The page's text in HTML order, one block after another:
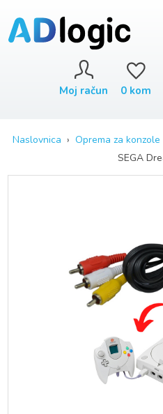
Moj račun 0 kom
Naslovnica › Oprema za konzole
SEGA